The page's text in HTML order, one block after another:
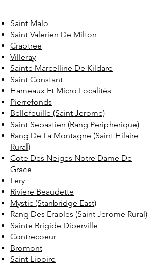
Saint Malo
Saint Valerien De Milton
Crabtree
Villeray
Sainte Marcelline De Kildare
Saint Constant
Hameaux Et Micro Localités
Pierrefonds
Bellefeuille (Saint Jerome)
Saint Sebastien (Rang Peripherique)
Rang De La Montagne (Saint Hilaire
Rural)
Cote Des Neiges Notre Dame De
Grace
Lery
Riviere Beaudette
Mystic (Stanbridge East)
Rang Des Erables (Saint Jerome Rural)
Sainte Brigide Diberville
Contrecoeur
Bromont
Saint Liboire